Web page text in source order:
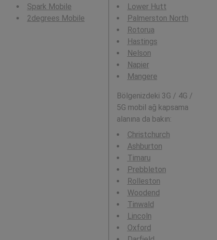
Spark Mobile
2degrees Mobile
Lower Hutt
Palmerston North
Rotorua
Hastings
Nelson
Napier
Mangere
Bölgenizdeki 3G / 4G /
5G mobil ağ kapsama
alanına da bakın:
Christchurch
Ashburton
Timaru
Prebbleton
Rolleston
Woodend
Tinwald
Lincoln
Oxford